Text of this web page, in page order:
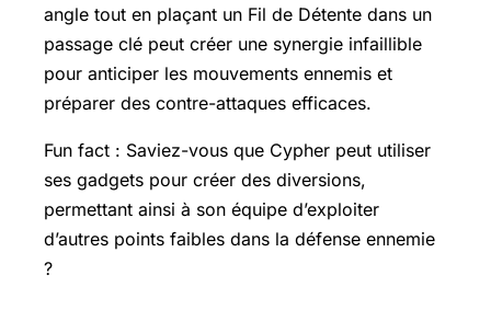
angle tout en plaçant un Fil de Détente dans un
passage clé peut créer une synergie infaillible
pour anticiper les mouvements ennemis et
préparer des contre-attaques efficaces.
Fun fact : Saviez-vous que Cypher peut utiliser
ses gadgets pour créer des diversions,
permettant ainsi à son équipe d’exploiter
d’autres points faibles dans la défense ennemie
?